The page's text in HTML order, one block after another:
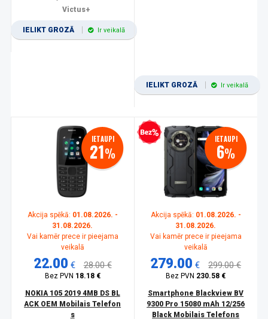
Victus+
IELIKT GROZĀ Ir veikalā
IELIKT GROZĀ Ir veikalā
IETAUPI
21%
Akcija spēkā: 01.08.2026. -
31.08.2026.
Vai kamēr prece ir pieejama
veikalā
22.00 € 28.00 €
Bez PVN 18.18 €
NOKIA 105 2019 4MB DS BL
ACK OEM Mobilais Telefon
s
Bezprocentu kredīts IETAUPI
6%
Akcija spēkā: 01.08.2026. -
31.08.2026.
Vai kamēr prece ir pieejama
veikalā
279.00 € 299.00 €
Bez PVN 230.58 €
Smartphone Blackview BV
9300 Pro 15080 mAh 12/256
Black Mobilais Telefons